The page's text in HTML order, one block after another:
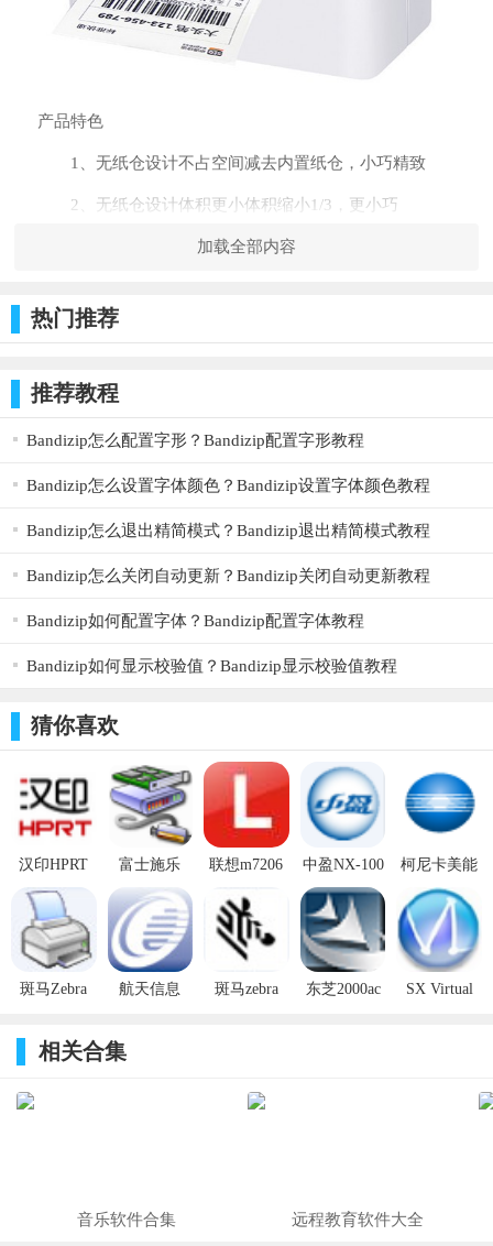
产品特色
1、无纸仓设计不占空间减去内置纸仓，小巧精致
2、无纸仓设计体积更小体积缩小1/3，更小巧
3、打印速度提升到180MM/S面单长度决定了打印时长，
4、自动检纸器自动测纸全自动穿透式，发射式双感应，
5、性能稳定打印清晰使用稳定，打印头使用寿命更长。
6、热敏打印免碳带免墨水装入热敏标签即可打印，省时
分辨率：203dpi
打印宽度：48-80mm
打印方式：热敏打印
自动吸纸：支持
型号：QR368打印速度：180mm/s
机器重量：60g
通讯接口：USB
系统支持：不支持MAC苹果系统
加载全部内容
热门推荐
推荐教程
Bandizip怎么配置字形？Bandizip配置字形教程
Bandizip怎么设置字体颜色？Bandizip设置字体颜色教程
Bandizip怎么退出精简模式？Bandizip退出精简模式教程
Bandizip怎么关闭自动更新？Bandizip关闭自动更新教程
Bandizip如何配置字体？Bandizip配置字体教程
Bandizip如何显示校验值？Bandizip显示校验值教程
猜你喜欢
汉印HPRT
TP80B打印
机驱动
富士施乐
CM215fw驱
动 v2.1官方
版
联想m7206
方版
中盈NX-100
打印机驱动
v1.1官方版
柯尼卡美能
达658e驱动
v1.0官方版
斑马Zebra
v2.7.03.16官
航天信息
驱动 v3.0官
斑马zebra
东芝2000ac
SX Virtual
相关合集
音乐软件合集 远程教育软件大全